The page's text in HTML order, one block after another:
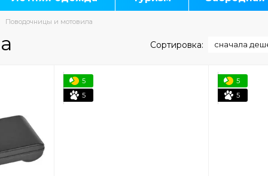
Поводочницы и мотовила
Сортировка: сначала
5
5
5
5